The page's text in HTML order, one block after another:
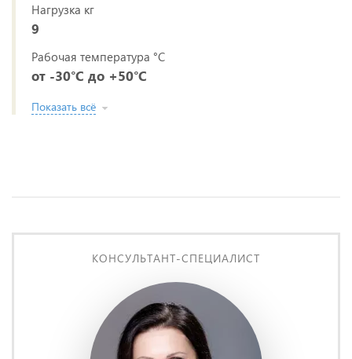
Нагрузка кг
9
Рабочая температура °C
от -30°C до +50°C
Показать всё
КОНСУЛЬТАНТ-СПЕЦИАЛИСТ